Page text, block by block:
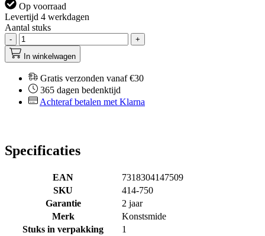
Op voorraad
Levertijd 4 werkdagen
Aantal stuks
-
+
In winkelwagen
Gratis verzonden vanaf €30
365 dagen bedenktijd
Achteraf betalen met Klarna
Specificaties
EAN
7318304147509
SKU
414-750
Garantie
2 jaar
Merk
Konstsmide
Stuks in verpakking
1